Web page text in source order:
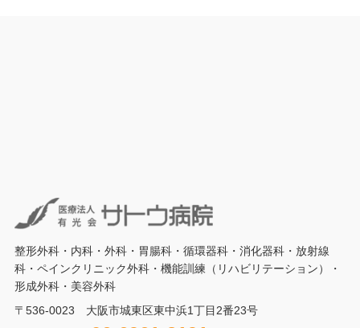
整形外科・内科・外科・胃腸科・循環器科・消化器科・放射線
科・ペインクリニック外科・機能訓練（リハビリテーション）・
形成外科・美容外科
〒536-0023 大阪市城東区東中浜1丁目2番23号